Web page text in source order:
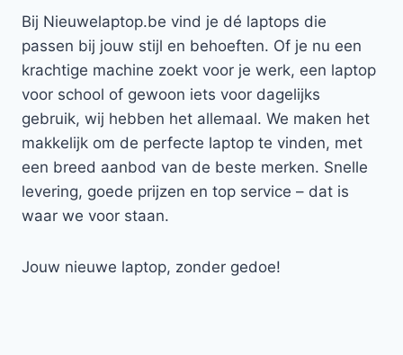
Bij Nieuwelaptop.be vind je dé laptops die
passen bij jouw stijl en behoeften. Of je nu een
krachtige machine zoekt voor je werk, een laptop
voor school of gewoon iets voor dagelijks
gebruik, wij hebben het allemaal. We maken het
makkelijk om de perfecte laptop te vinden, met
een breed aanbod van de beste merken. Snelle
levering, goede prijzen en top service – dat is
waar we voor staan.
Jouw nieuwe laptop, zonder gedoe!